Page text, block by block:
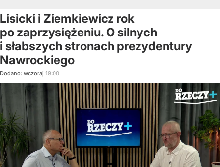
Lisicki i Ziemkiewicz rok
po zaprzysiężeniu. O silnych
i słabszych stronach prezydentury
Nawrockiego
Dodano: wczoraj 19:00